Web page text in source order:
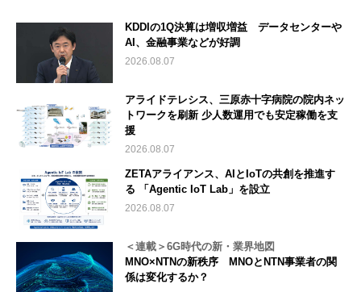
KDDIの1Q決算は増収増益 データセンターや
AI、金融事業などが好調
2026.08.07
アライドテレシス、三原赤十字病院の院内ネッ
トワークを刷新 少人数運用でも安定稼働を支
援
2026.08.07
ZETAアライアンス、AIとIoTの共創を推進す
る 「Agentic IoT Lab」を設立
2026.08.07
＜連載＞6G時代の新・業界地図
MNO×NTNの新秩序 MNOとNTN事業者の関
係は変化するか？